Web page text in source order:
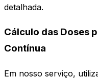
detalhada.
Cálculo das Doses
Contínua
Em nosso serviço,